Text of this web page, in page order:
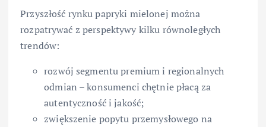
Przyszłość rynku papryki mielonej można
rozpatrywać z perspektywy kilku równoległych
trendów:
rozwój segmentu premium i regionalnych
odmian – konsumenci chętnie płacą za
autentyczność i jakość;
zwiększenie popytu przemysłowego na